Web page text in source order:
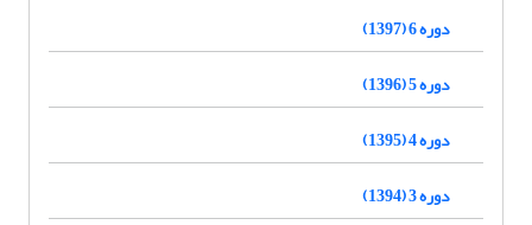
دوره 6 (1397)
دوره 5 (1396)
دوره 4 (1395)
دوره 3 (1394)